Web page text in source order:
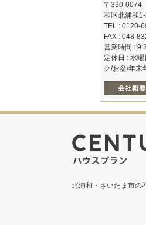
〒330-0074
和区北浦和
TEL : 0120-
FAX : 048-
営業時間 :
定休日 : 水
ク/お盆/年末
北浦和・さいたま市の